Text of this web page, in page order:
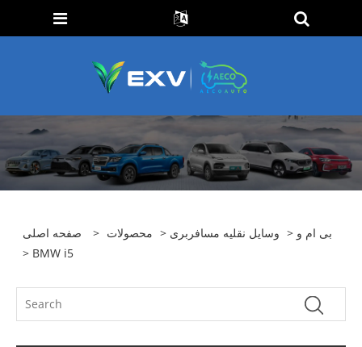
صفحه اصلی > محصولات > وسایل نقلیه مسافربری > بی ام و
> BMW i5